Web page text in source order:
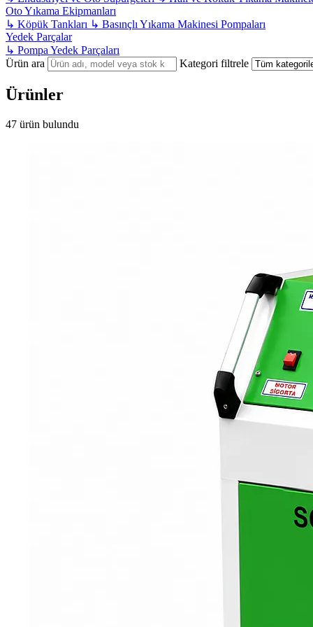
Oto Yıkama Ekipmanları
↳ Köpük Tankları ↳ Basınçlı Yıkama Makinesi Pompaları
Yedek Parçalar
↳ Pompa Yedek Parçaları
Ürün ara
Kategori filtrele
Ürünler
47 ürün bulundu